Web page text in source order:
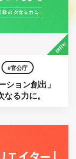
官公庁
ション創出」
る力に。